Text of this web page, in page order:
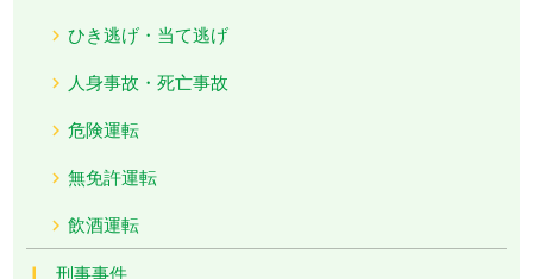
ひき逃げ・当て逃げ
人身事故・死亡事故
危険運転
無免許運転
飲酒運転
刑事事件